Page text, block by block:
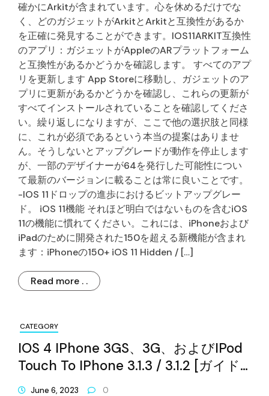
確かにArkitが含まれています。心を休めるだけでな
く、どのガジェットがArkitとArkitと互換性があるか
を正確に発見することができます。IOS11ARKIT互換性
のアプリ：ガジェットがAppleのARプラットフォーム
と互換性があるかどうかを確認します。 すべてのアプ
リを更新します App Storeに移動し、ガジェットのア
プリに更新があるかどうかを確認し、これらの更新が
すべてインストールされていることを確認してくださ
い。繰り返しになりますが、ここで他の選択肢と同様
に、これが必須であるという本当の提案はありませ
ん。そうしないとアップグレードが動作を停止します
が、一部のデザイナーが64を発行した可能性につい
て最新のバージョンに載ることは常に良いことです。
-IOS 11ドロップの進歩におけるビットアップグレー
ド。 iOS 11機能 それほど明白ではないものを含むiOS
11の機能に慣れてください。これには、iPhoneおよび
iPadのために開発された150を超える新機能が含まれ
ます：iPhoneの150+ iOS 11 Hidden / […]
Read more . .
CATEGORY
IOS 4 IPhone 3GS、3G、およびiPod
Touch To IPhone 3.1.3 / 3.1.2 [ガイド
の方法]
June 6, 2023 0